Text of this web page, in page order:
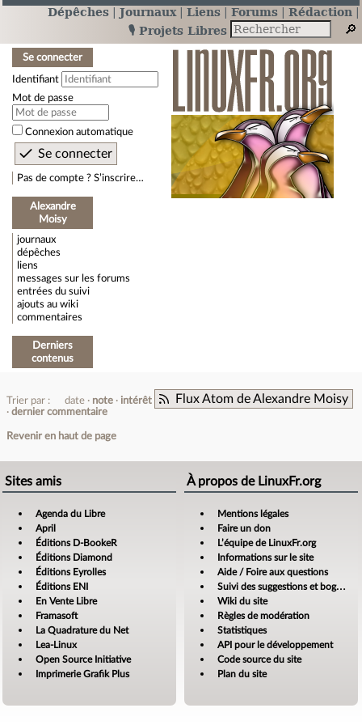
Dépêches Journaux Liens Forums
Rédaction
🎙️ Projets Libres
Se connecter
Identifiant
Mot de passe
Connexion automatique
Pas de compte ? S’inscrire…
Alexandre
Moisy
journaux
dépêches
liens
messages sur les forums
entrées du suivi
ajouts au wiki
commentaires
Derniers
contenus
Flux Atom de Alexandre Moisy
Trier par : date note
intérêt
dernier commentaire
Revenir en haut de page
Sites amis
Agenda du Libre
April
Éditions D-BookeR
Éditions Diamond
Éditions Eyrolles
Éditions ENI
En Vente Libre
Framasoft
La Quadrature du Net
Lea-Linux
Open Source Initiative
Imprimerie Grafik Plus
À propos de LinuxFr.org
Mentions légales
Faire un don
L’équipe de LinuxFr.org
Informations sur le site
Aide / Foire aux questions
Suivi des suggestions et bogues
Wiki du site
Règles de modération
Statistiques
API pour le développement
Code source du site
Plan du site